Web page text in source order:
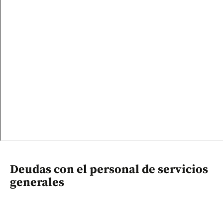
Deudas con el personal de servicios
generales